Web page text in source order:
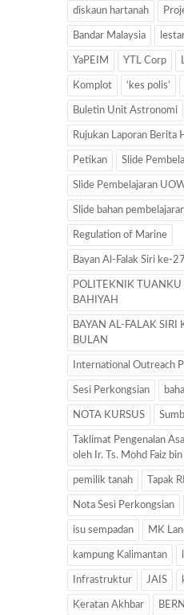
diskaun hartanah
Bandar Malaysia
YaPEIM YTL Corp
Komplot ‘kes polis’
Buletin Unit Astronomi
Rujukan Laporan Berita
Petikan Slide
Slide Pembelajaran
Slide bahan
Regulation of Marine
Bayan Al-Falak Siri ke-27
POLITEKNIK TUANKU
BAHIYAH
BAYAN AL-FALAK
BULAN
International Outreach
Sesi Perkongsian
NOTA KURSUS
Taklimat Pengenalan
oleh Ir. Ts. Mohd Faiz bin
pemilik tanah Tapak
Nota Sesi Perkongsian
isu sempadan MK
kampung Kalimantan
Infrastruktur JAIS
Keratan Akhbar